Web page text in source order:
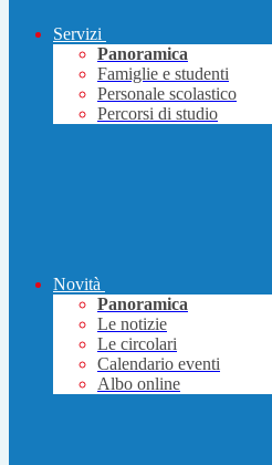
Servizi
Panoramica
Famiglie e studenti
Personale scolastico
Percorsi di studio
Novità
Panoramica
Le notizie
Le circolari
Calendario eventi
Albo online